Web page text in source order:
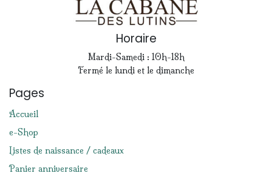
Horaire
Mardi-Samedi : 10h-18h
Fermé le lundi et le dimanche
Pages
Accueil
e-Shop
Listes de naissance / cadeaux
Panier anniversaire